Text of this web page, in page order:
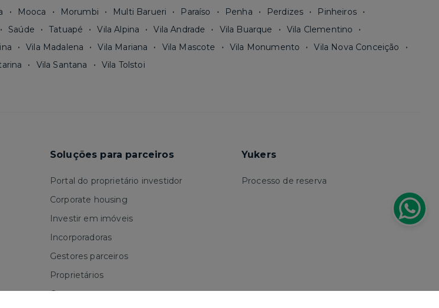
Mooca Morumbi Multi Barueri Paraíso Penha Perdizes
Pinheiros
Saúde Tatuapé Vila Alpina Vila Andrade Vila Buarque
Vila Clementino
Vila Madalena Vila Mariana Vila Mascote Vila Monumento
Vila Nova Conceição
Vila Santana Vila Tolstoi
Soluções para parceiros
Portal do proprietário investidor
Corporate housing
Investir em imóveis
Incorporadoras
Gestores parceiros
Proprietários
Corretores
Yukers
Processo de reserva